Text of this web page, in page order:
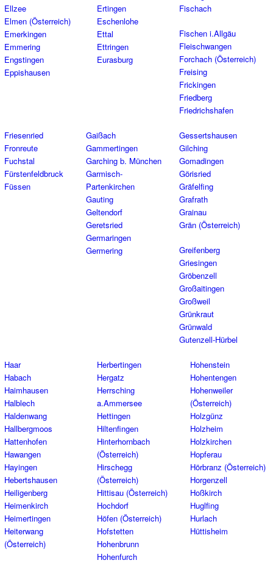
Ellzee
Elmen (Österreich)
Emerkingen
Emmering
Engstingen
Eppishausen
Ertingen
Eschenlohe
Ettal
Ettringen
Eurasburg
Fischach
Fischen i.Allgäu
Fleischwangen
Forchach (Österreich)
Freising
Frickingen
Friedberg
Friedrichshafen
Friesenried
Fronreute
Fuchstal
Fürstenfeldbruck
Füssen
Gaißach
Gammertingen
Garching b. München
Garmisch-
Partenkirchen
Gauting
Geltendorf
Geretsried
Germaringen
Germering
Gessertshausen
Gilching
Gomadingen
Görisried
Gräfelfing
Grafrath
Grainau
Grän (Österreich)
Greifenberg
Griesingen
Gröbenzell
Großaitingen
Großweil
Grünkraut
Grünwald
Gutenzell-Hürbel
Haar
Habach
Haimhausen
Halblech
Haldenwang
Hallbergmoos
Hattenhofen
Hawangen
Hayingen
Hebertshausen
Heiligenberg
Heimenkirch
Heimertingen
Heiterwang
(Österreich)
Herbertingen
Hergatz
Herrsching
a.Ammersee
Hettingen
Hiltenfingen
Hinterhornbach
(Österreich)
Hirschegg
(Österreich)
Hittisau (Österreich)
Hochdorf
Höfen (Österreich)
Hofstetten
Hohenbrunn
Hohenfurch
Hohenstein
Hohentengen
Hohenweiler
(Österreich)
Holzgünz
Holzheim
Holzkirchen
Hopferau
Hörbranz (Österreich)
Horgenzell
Hoßkirch
Huglfing
Hurlach
Hüttisheim